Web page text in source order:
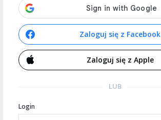
Zaloguj się z Facebook
Zaloguj się z Apple
LUB
Login